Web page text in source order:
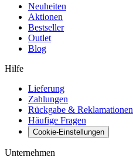
Neuheiten
Aktionen
Bestseller
Outlet
Blog
Hilfe
Lieferung
Zahlungen
Rückgabe & Reklamationen
Häufige Fragen
Cookie-Einstellungen
Unternehmen